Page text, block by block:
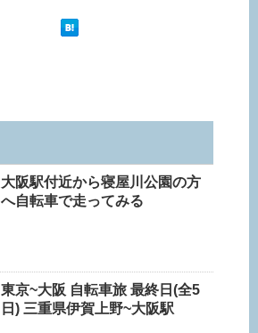
大阪駅付近から寝屋川公園の方
へ自転車で走ってみる
東京~大阪 自転車旅 最終日(全5
日) 三重県伊賀上野~大阪駅